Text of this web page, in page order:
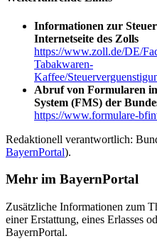
Informationen zur
Internetseite des Zolls
https://www.zoll.de/DE/
Tabakwaren-
Kaffee/
Abruf von Formularen
System (FMS) der
https://www.formulare-
Redaktionell verantwortlich:
BayernPortal).
Mehr im BayernPortal
Zusätzliche Informationen zum
einer Erstattung, eines Erlasses
BayernPortal.